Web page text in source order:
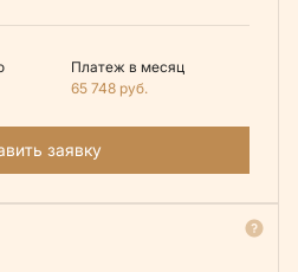
Платеж в месяц
65 748 руб.
заявку